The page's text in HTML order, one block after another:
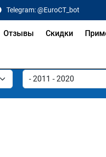
Telegram: @EuroCT_bot
Отзывы Скидки